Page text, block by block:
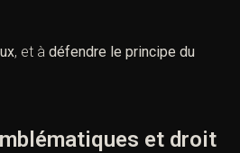
, et à défendre le principe du
et droit